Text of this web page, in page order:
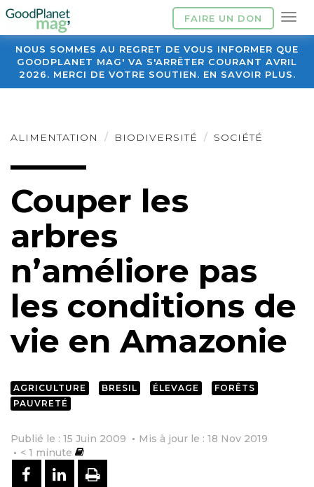
FAIRE UN DON
NOUS SOMMES AU REGRET DE VOUS INFORMER QUE
GOODPLANET MAG' VA S'ARRÊTER COURANT AVRIL
2026. MERCI DE VOTRE SOUTIEN. EN SAVOIR PLUS.
ALIMENTATION BIODIVERSITÉ SOCIÉTÉ
Couper les
arbres
n’améliore pas
les conditions de
vie en Amazonie
AGRICULTURE BRESIL ÉLEVAGE
FORÊTS
PAUVRETÉ
Publié le : 15 Juin 2009
Mis à jour le : 18 Nov 2019
< 1 minute
PARTAGER SUR FACEBOOK
PARTAGER SUR LINKEDIN
IMPRIMER